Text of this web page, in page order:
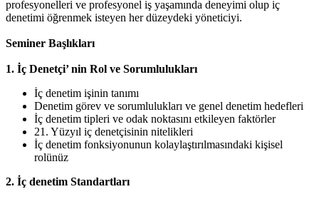
profesyonelleri ve profesyonel iş yaşamında deneyimi olup iç
denetimi öğrenmek isteyen her düzeydeki yöneticiyi.
Seminer Başlıkları
1. İç Denetçi’ nin Rol ve Sorumlulukları
İç denetim işinin tanımı
Denetim görev ve sorumlulukları ve genel denetim hedefleri
İç denetim tipleri ve odak noktasını etkileyen faktörler
21. Yüzyıl iç denetçisinin nitelikleri
İç denetim fonksiyonunun kolaylaştırılmasındaki kişisel
rolünüz
2. İç denetim Standartları